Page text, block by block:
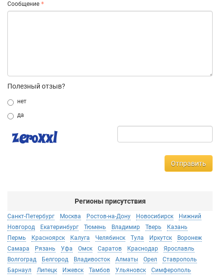
Сообщение
Полезный отзыв?
нет
да
Отправить
Регионы присутствия
Санкт-Петербург Москва Ростов-на-Дону Новосибирск
Нижний
Новгород
Екатеринбург Тюмень Владимир Тверь
Казань
Пермь
Красноярск Калуга Челябинск Тула Иркутск
Воронеж
Самара
Рязань Уфа Омск Саратов Краснодар
Ярославль
Волгоград
Белгород Владивосток Алматы Орел
Ставрополь
Барнаул
Липецк Ижевск Тамбов Ульяновск
Симферополь